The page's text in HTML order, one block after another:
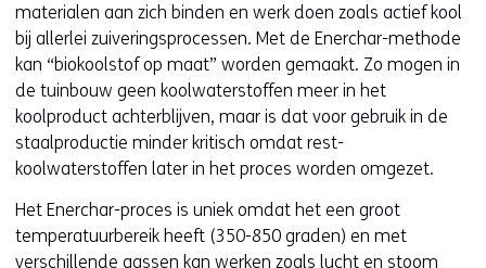
materialen aan zich binden en werk doen zoals actief kool
bij allerlei zuiveringsprocessen. Met de Enerchar-methode
kan “biokoolstof op maat” worden gemaakt. Zo mogen in
de tuinbouw geen koolwaterstoffen meer in het
koolproduct achterblijven, maar is dat voor gebruik in de
staalproductie minder kritisch omdat rest-
koolwaterstoffen later in het proces worden omgezet.
Het Enerchar-proces is uniek omdat het een groot
temperatuurbereik heeft (350-850 graden) en met
verschillende gassen kan werken zoals lucht en stoom